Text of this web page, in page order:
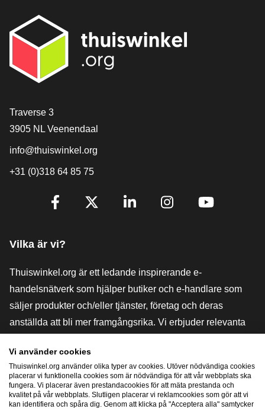
[_General:Contact]
Traverse 3
3905 NL Veenendaal
info@thuiswinkel.org
+31 (0)318 64 85 75
[_General:SocialMediaTitle]
Vilka är vi?
Thuiswinkel.org är ett ledande inspirerande e-
handelsnätverk som hjälper butiker och e-handlare som
säljer produkter och/eller tjänster, företag och deras
anställda att bli mer framgångsrika. Vi erbjuder relevanta
Thuiswinkel-recensioner, rättsliga medel och rådgivning,
stöd, marknadsundersökningar och vi har en egen
utbildningsplattform, Thuiswinkel e-Academy.
Vi använder cookies
Thuiswinkel.org använder olika typer av cookies. Utöver nödvändiga cookies
placerar vi funktionella cookies som är nödvändiga för att vår webbplats ska
fungera. Vi placerar även prestandacookies för att mäta prestanda och
kvalitet på vår webbplats. Slutligen placerar vi reklamcookies som gör att vi
kan identifiera och spåra dig. Genom att klicka på "Acceptera alla" samtycker